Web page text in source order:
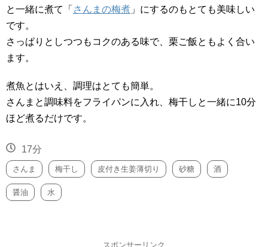
と一緒に煮て「 さんまの梅煮 」にするのもとても美味しい
です。
さっぱりとしつつもコクのある味で、栗ご飯ともよく合い
ます。
煮魚とはいえ、調理はとても簡単。
さんまと調味料をフライパンに入れ、梅干しと一緒に10分
ほど煮るだけです。
17分
さんま 梅干し 皮付き生姜薄切り 砂糖 酒
醤油 水
スポンサーリンク